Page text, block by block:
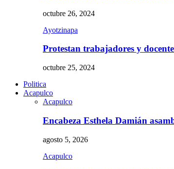
octubre 26, 2024
Ayotzinapa
Protestan trabajadores y
octubre 25, 2024
Politica
Acapulco
Acapulco
Encabeza Esthela Damián
agosto 5, 2026
Acapulco